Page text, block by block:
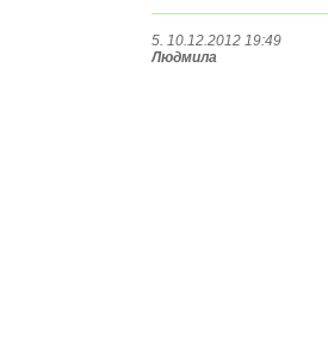
5. 10.12.2012 19:49
Людмила